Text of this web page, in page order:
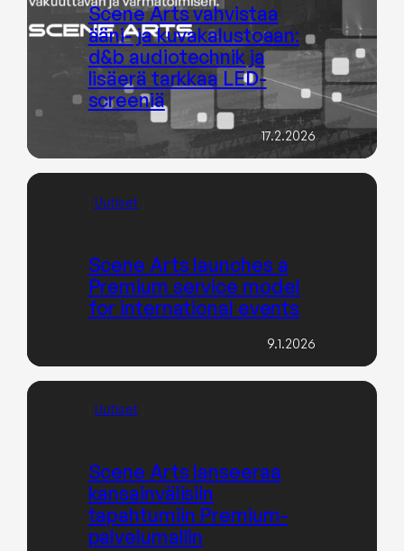
Scene Arts vahvistaa
ääni- ja kuvakalustoaan:
d&b audiotechnik ja
lisäerä tarkkaa LED-
screeniä
17.2.2026
Uutiset]
Scene Arts launches a
Premium service model
for international events
9.1.2026
Uutiset]
Scene Arts lanseeraa
kansainvälisiin
tapahtumiin Premium-
palvelumallin